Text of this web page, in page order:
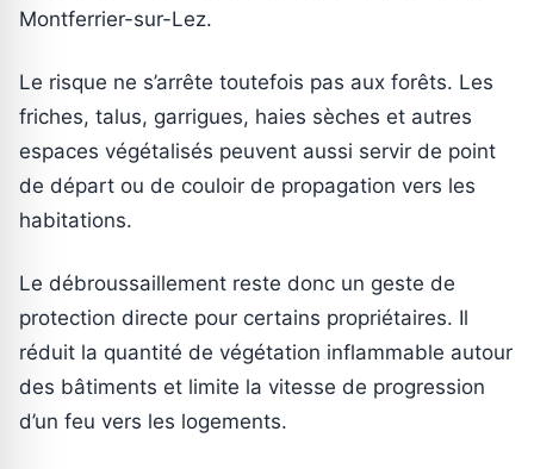
Montferrier-sur-Lez.
Le risque ne s’arrête toutefois pas aux forêts. Les
friches, talus, garrigues, haies sèches et autres
espaces végétalisés peuvent aussi servir de point
de départ ou de couloir de propagation vers les
habitations.
Le débroussaillement reste donc un geste de
protection directe pour certains propriétaires. Il
réduit la quantité de végétation inflammable autour
des bâtiments et limite la vitesse de progression
d’un feu vers les logements.